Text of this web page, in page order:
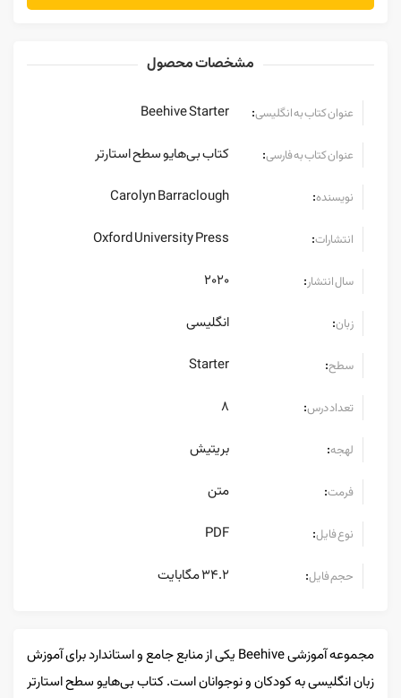
مشخصات محصول
عنوان کتاب به انگلیسی:
Beehive Starter
عنوان کتاب به فارسی: کتاب بی‌هایو سطح استارتر
نویسنده:
Carolyn Barraclough
انتشارات:
Oxford University Press
سال انتشار:
2020
زبان: انگلیسی
سطح:
Starter
تعداد درس:
8
لهجه: بریتیش
فرمت: متن
نوع فایل:
PDF
حجم فایل: 34.2 مگابایت
مجموعه آموزشی Beehive یکی از منابع جامع و استاندارد برای آموزش
زبان انگلیسی به کودکان و نوجوانان است. کتاب بی‌هایو سطح استارتر